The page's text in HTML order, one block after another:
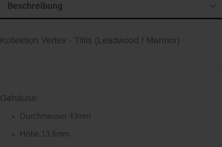
Beschreibung
Kollektion Vertex - Titlis (Leadwood / Marmor)
Gehäuse:
Durchmesser 43mm
Höhe 13,6mm